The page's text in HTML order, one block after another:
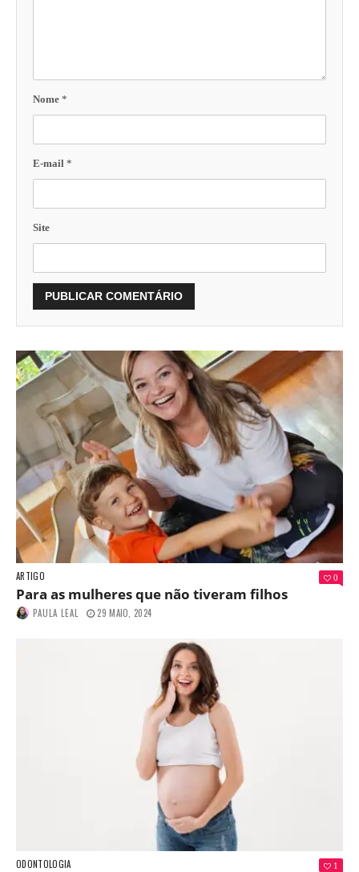
Nome *
E-mail *
Site
ARTIGO 0
Para as mulheres que não tiveram filhos
PAULA LEAL 29 MAIO, 2024
ODONTOLOGIA 1